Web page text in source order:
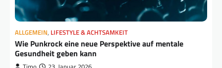
ALLGEMEIN, LIFESTYLE & ACHTSAMKEIT
Wie Punkrock eine neue Perspektive auf mentale
Gesundheit geben kann